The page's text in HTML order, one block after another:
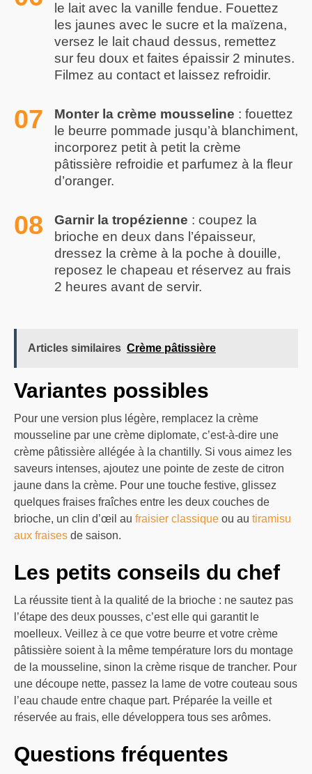
le lait avec la vanille fendue. Fouettez
les jaunes avec le sucre et la maïzena,
versez le lait chaud dessus, remettez
sur feu doux et faites épaissir 2 minutes.
Filmez au contact et laissez refroidir.
Monter la crème mousseline : fouettez
le beurre pommade jusqu’à blanchiment,
incorporez petit à petit la crème
pâtissière refroidie et parfumez à la fleur
d’oranger.
Garnir la tropézienne : coupez la
brioche en deux dans l’épaisseur,
dressez la crème à la poche à douille,
reposez le chapeau et réservez au frais
2 heures avant de servir.
Articles similaires Crème pâtissière
Variantes possibles
Pour une version plus légère, remplacez la crème
mousseline par une crème diplomate, c’est-à-dire une
crème pâtissière allégée à la chantilly. Si vous aimez les
saveurs intenses, ajoutez une pointe de zeste de citron
jaune dans la crème. Pour une touche festive, glissez
quelques fraises fraîches entre les deux couches de
brioche, un clin d’œil au fraisier classique ou au tiramisu
aux fraises de saison.
Les petits conseils du chef
La réussite tient à la qualité de la brioche : ne sautez pas
l’étape des deux pousses, c’est elle qui garantit le
moelleux. Veillez à ce que votre beurre et votre crème
pâtissière soient à la même température lors du montage
de la mousseline, sinon la crème risque de trancher. Pour
une découpe nette, passez la lame de votre couteau sous
l’eau chaude entre chaque part. Préparée la veille et
réservée au frais, elle développera tous ses arômes.
Questions fréquentes